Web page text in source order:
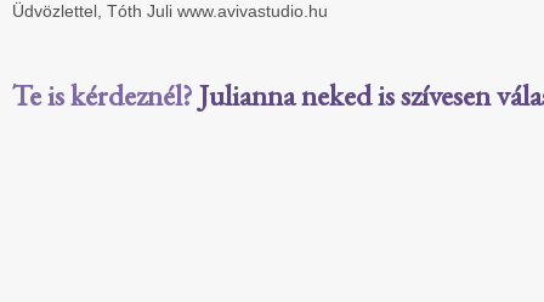
Üdvözlettel, Tóth Juli www.avivastudio.hu
Te is kérdeznél?Julianna neked is szívesen